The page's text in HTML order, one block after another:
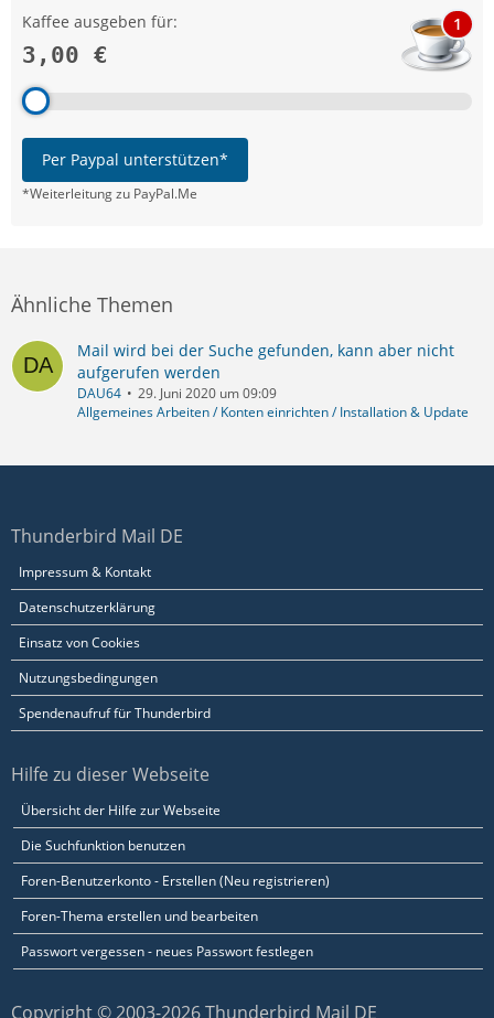
Kaffee ausgeben für:
3,00 €
1
Per Paypal unterstützen*
*Weiterleitung zu PayPal.Me
Ähnliche Themen
Mail wird bei der Suche gefunden, kann aber nicht
aufgerufen werden
DAU64
29. Juni 2020 um 09:09
Allgemeines Arbeiten / Konten einrichten / Installation & Update
Thunderbird Mail DE
Impressum & Kontakt
Datenschutzerklärung
Einsatz von Cookies
Nutzungsbedingungen
Spendenaufruf für Thunderbird
Hilfe zu dieser Webseite
Übersicht der Hilfe zur Webseite
Die Suchfunktion benutzen
Foren-Benutzerkonto - Erstellen (Neu registrieren)
Foren-Thema erstellen und bearbeiten
Passwort vergessen - neues Passwort festlegen
Copyright © 2003-2026 Thunderbird Mail DE